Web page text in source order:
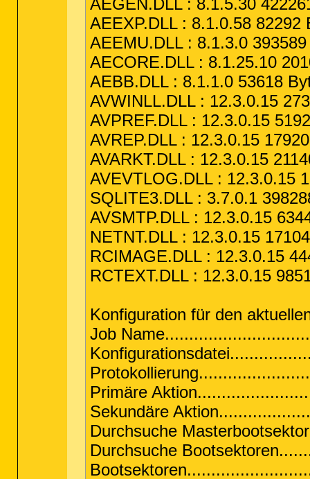
AEGEN.DLL : 8.1.5.30
AEEXP.DLL : 8.1.0.58
AEEMU.DLL : 8.1.3.0
AECORE.DLL : 8.1.25.10
AEBB.DLL : 8.1.1.0 53618
AVWINLL.DLL : 12.3.0.15
AVPREF.DLL : 12.3.0.15
AVREP.DLL : 12.3.0.15
AVARKT.DLL : 12.3.0.15
AVEVTLOG.DLL : 12.3.0.15
SQLITE3.DLL : 3.7.0.1
AVSMTP.DLL : 12.3.0.15
NETNT.DLL : 12.3.0.15
RCIMAGE.DLL : 12.3.0.15
RCTEXT.DLL : 12.3.0.15
Konfiguration für den
Job
Primäre
Sekundäre
Durchsuche
Durchsuche